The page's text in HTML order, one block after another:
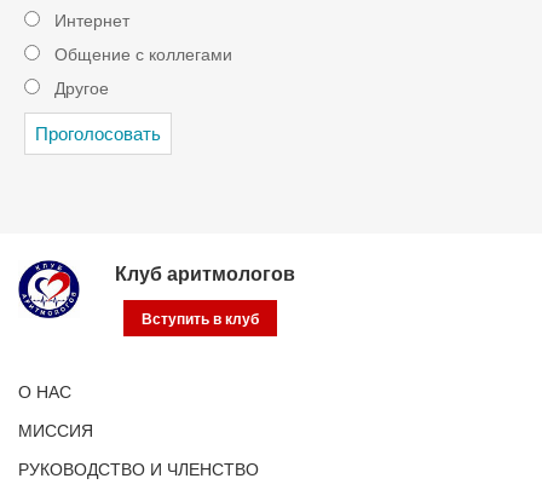
Интернет
Общение с коллегами
Другое
Клуб аритмологов
Вступить в клуб
О НАС
МИССИЯ
РУКОВОДСТВО И ЧЛЕНСТВО